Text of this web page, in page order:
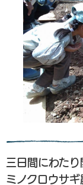
三日間にわた
ミノクロウサ